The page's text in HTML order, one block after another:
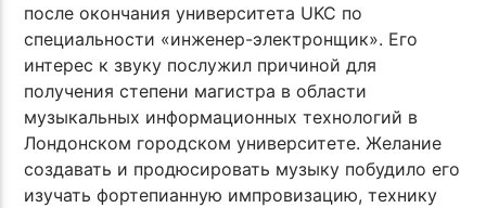
после окончания университета UKC по
специальности «инженер-электронщик». Его
интерес к звуку послужил причиной для
получения степени магистра в области
музыкальных информационных технологий в
Лондонском городском университете. Желание
создавать и продюсировать музыку побудило его
изучать фортепианную импровизацию, технику